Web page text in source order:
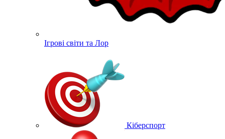
Ігрові світи та Лор
Кіберспорт